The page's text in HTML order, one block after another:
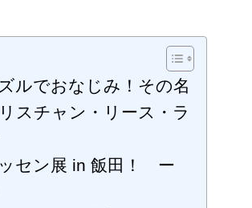
画
の
ス
ルでおなじみ！その名
スチャン・リース・ラ
セン展 in 飯田！ ー